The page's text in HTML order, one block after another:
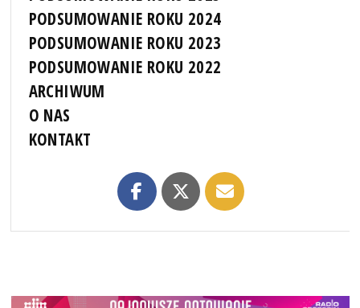
PODSUMOWANIE ROKU 2024
PODSUMOWANIE ROKU 2023
PODSUMOWANIE ROKU 2022
ARCHIWUM
O NAS
KONTAKT